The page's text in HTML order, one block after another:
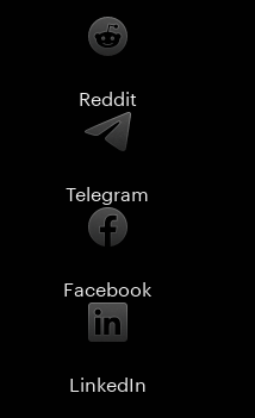
Reddit
Telegram
Facebook
LinkedIn